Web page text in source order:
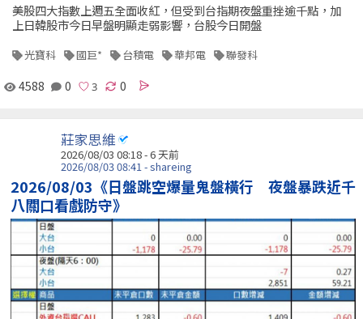
美股四大指數上週五全面收紅，但受到台指期夜盤重挫逾千點，加
上日韓股市今日早盤明顯走弱影響，台股今日開盤
光寶科 國巨* 台積電 華邦電 聯發科
4588 0 0
莊家思維
2026/08/03 08:18 - 6 天前
2026/08/03 08:41 - shareing
2026/08/03《日盤跳空爆量鬼盤橫行 夜盤暴跌近千
八關口看戲防守》